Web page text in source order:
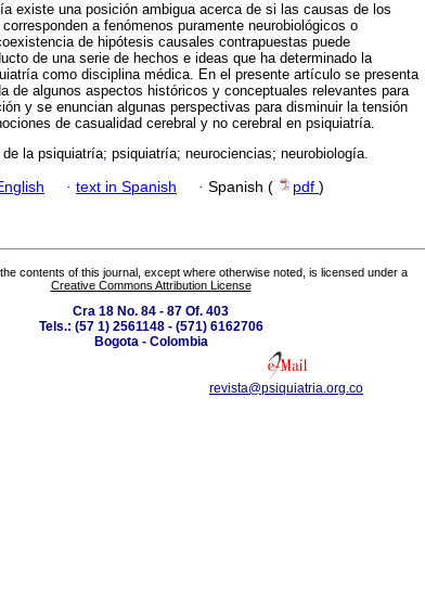
existe una posición ambigua acerca de si las causas de los
a fenómenos puramente neurobiológicos o
de hipótesis causales contrapuestas puede
de una serie de hechos e ideas que ha determinado la
como disciplina médica. En el presente artículo se presenta
de algunos aspectos históricos y conceptuales relevantes para
y se enuncian algunas perspectivas para disminuir la tensión
de casualidad cerebral y no cerebral en psiquiatría.
de la psiquiatría; psiquiatría; neurociencias; neurobiología.
· text in Spanish · Spanish ( pdf )
contents of this journal, except where otherwise noted, is licensed under a
Creative Commons Attribution License
Cra 18 No. 84 - 87 Of. 403
Tels.: (57 1) 2561148 - (571) 6162706
Bogota - Colombia
revista@psiquiatria.org.co